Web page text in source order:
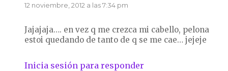
12 noviembre, 2012 a las 7:34 pm
Jajajaja…. en vez q me crezca mi cabello, pelona
estoi quedando de tanto de q se me cae… jejeje
Inicia sesión para responder